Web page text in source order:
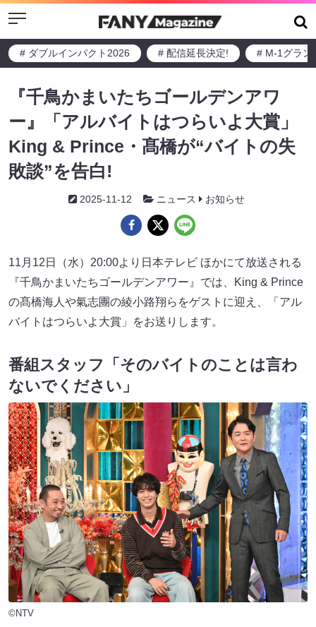
Menu
# ダブルインパクト2026 # 配信延長決定! # M-1グラン
『千鳥かまいたちゴールデンアワ
ー』「アルバイトはつらいよ大賞」
King & Prince・髙橋が“バイトの失
敗談”を告白!
2025-11-12 ニュース お知らせ
11月12日（水）20:00より日本テレビ ほかにて放送される
『千鳥かまいたちゴールデンアワー』では、King & Prince
の髙橋海人や氣志團の綾小路翔らをゲストに迎え、「アル
バイトはつらいよ大賞」をお送りします。
番組スタッフ「そのバイトのことは言わ
ないでください」
©NTV